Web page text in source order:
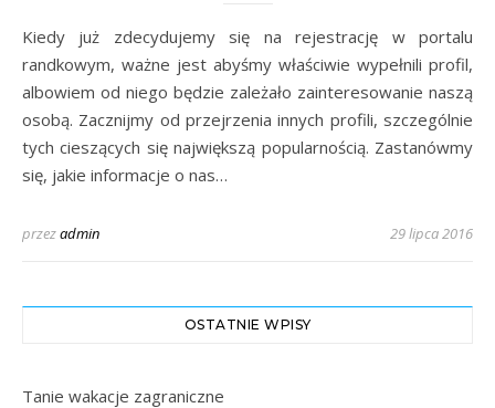
Kiedy już zdecydujemy się na rejestrację w portalu
randkowym, ważne jest abyśmy właściwie wypełnili profil,
albowiem od niego będzie zależało zainteresowanie naszą
osobą. Zacznijmy od przejrzenia innych profili, szczególnie
tych cieszących się największą popularnością. Zastanówmy
się, jakie informacje o nas…
przezadmin 29 lipca 2016
OSTATNIE WPISY
Tanie wakacje zagraniczne